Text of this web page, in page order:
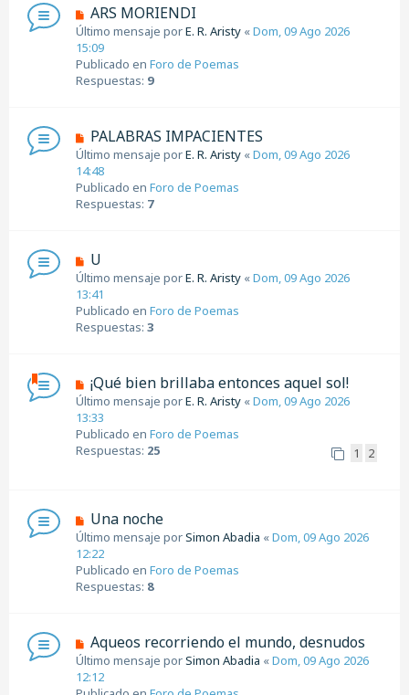
s
a
j
e
N
u
e
v
o
s
a
j
e
ARS MORIENDI
Último mensaje porE. R. Aristy «Dom, 09 Ago 2026
15:09
Publicado en Foro de Poemas
Respuestas: 9
N
u
e
v
o
s
a
j
e
PALABRAS IMPACIENTES
Último mensaje porE. R. Aristy «Dom, 09 Ago 2026
14:48
Publicado en Foro de Poemas
Respuestas: 7
N
u
e
v
o
s
a
j
e
U
Último mensaje porE. R. Aristy «Dom, 09 Ago 2026
13:41
Publicado en Foro de Poemas
Respuestas: 3
N
u
e
v
o
s
a
j
e
¡Qué bien brillaba entonces aquel sol!
Último mensaje porE. R. Aristy «Dom, 09 Ago 2026
13:33
Publicado en Foro de Poemas
Respuestas: 25 1 2
N
u
e
v
o
s
a
j
Una noche
Último mensaje porSimon Abadia «Dom, 09 Ago 2026
12:22
Publicado en Foro de Poemas
Respuestas: 8
N
u
e
v
Aqueos recorriendo el mundo, desnudos
Último mensaje porSimon Abadia «Dom, 09 Ago 2026
12:12